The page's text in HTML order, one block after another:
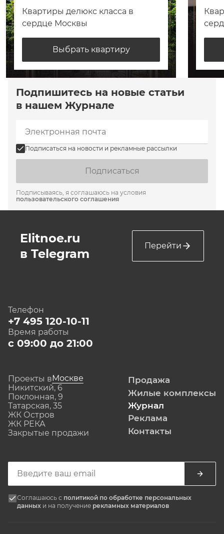
Квартиры делюкс класса в
сердце Москвы
Выбрать квартиру
Подпишитесь на новые статьи
в нашем Журнале
Подписаться на новости и рекламные рассылки
Подписаться
Подписываясь, я соглашаюсь на условия
пользовательского соглашения
Elitnoe.ru
в Telegram
Перейти
Телефон
+7 495 120-10-11
Время работы
с 09:00 до 21:00
Проекты вМоскве
Никитский, 6
Поклонная, 9
Татарская, 35
ЖК Остров
ЖК РЕКА
Закрытые продажи
Продажа
Жилые комплексы
Журнал
Реклама
Контакты
Соглашаюсь с политикой по обработке персональных
данных и на получение рекламных материалов